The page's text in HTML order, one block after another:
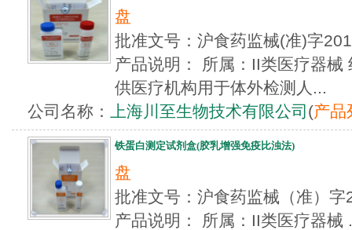
盘
批准文号：沪食药监械(准)
产品说明： 所属：II类医疗器械
供医疗机构用于体外检测人...
公司名称：
上海川至生物技术有限公司 (产品
铁蛋白测定试剂盒(胶乳增强免疫比浊法)
盘
批准文号：沪食药监械（准
产品说明： 所属：II类医疗器械